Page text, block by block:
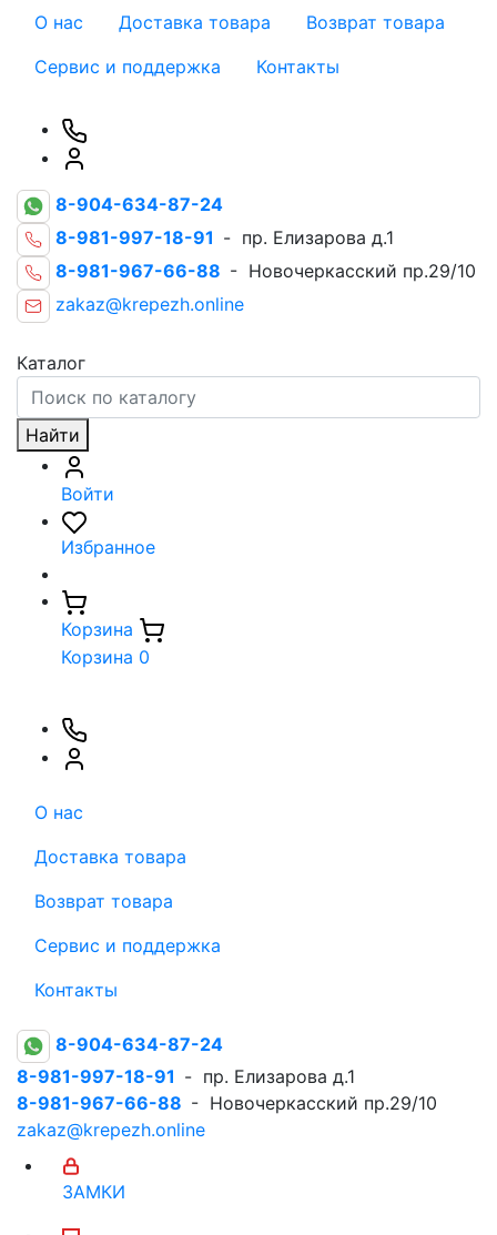
О нас Доставка товара
Возврат товара
Сервис и поддержка
Контакты
8-904-634-87-24
8-981-997-18-91 - пр. Елизарова д.1
8-981-967-66-88 - Новочеркасский пр.29/10
zakaz@krepezh.online
Каталог
Найти
Войти
Избранное
Корзина
Корзина 0
О нас
Доставка товара
Возврат товара
Сервис и поддержка
Контакты
8-904-634-87-24
8-981-997-18-91 - пр. Елизарова д.1
8-981-967-66-88 - Новочеркасский пр.29/10
zakaz@krepezh.online
ЗАМКИ